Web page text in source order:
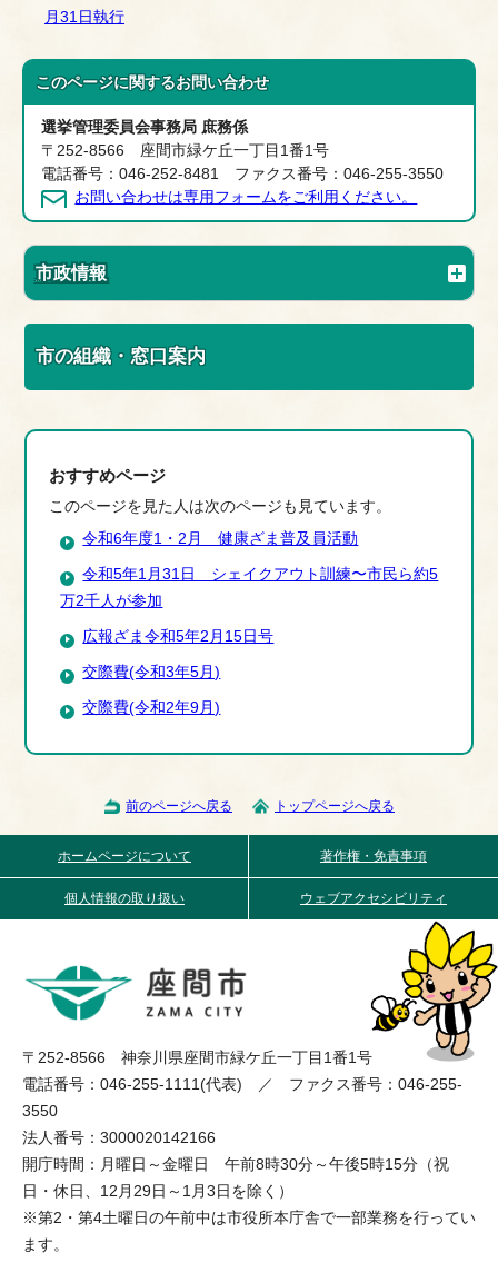
月31日執行
このページに関するお問い合わせ
選挙管理委員会事務局 庶務係
〒252-8566 座間市緑ケ丘一丁目1番1号
電話番号：046-252-8481 ファクス番号：046-255-3550
お問い合わせは専用フォームをご利用ください。
市政情報
市の組織・窓口案内
おすすめページ
このページを見た人は次のページも見ています。
令和6年度1・2月 健康ざま普及員活動
令和5年1月31日 シェイクアウト訓練〜市民ら約5
万2千人が参加
広報ざま令和5年2月15日号
交際費(令和3年5月)
交際費(令和2年9月)
前のページへ戻る トップページへ戻る
ホームページについて 著作権・免責事項
個人情報の取り扱い ウェブアクセシビリティ
〒252-8566 神奈川県座間市緑ケ丘一丁目1番1号
電話番号：046-255-1111(代表) ／ ファクス番号：046-255-
3550
法人番号：3000020142166
開庁時間：月曜日～金曜日 午前8時30分～午後5時15分（祝
日・休日、12月29日～1月3日を除く）
※第2・第4土曜日の午前中は市役所本庁舎で一部業務を行ってい
ます。